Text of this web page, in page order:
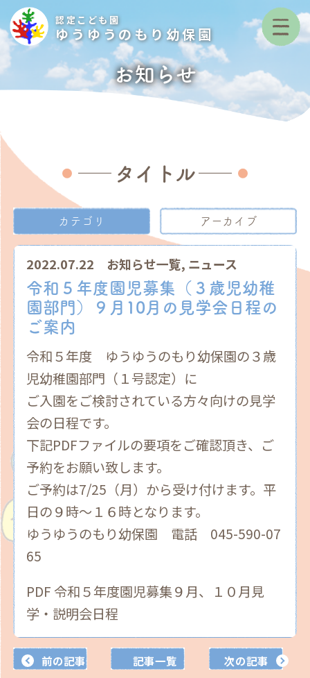
認定こども園
ゆうゆうのもり幼保園
お知らせ
タイトル
カテゴリ アーカイブ
2022.07.22 お知らせ一覧, ニュース
令和５年度園児募集（３歳児幼稚
園部門）９月10月の見学会日程の
ご案内
令和５年度 ゆうゆうのもり幼保園の３歳
児幼稚園部門（１号認定）に
ご入園をご検討されている方々向けの見学
会の日程です。
下記PDFファイルの要項をご確認頂き、ご
予約をお願い致します。
ご予約は7/25（月）から受け付けます。平
日の９時～１６時となります。
ゆうゆうのもり幼保園 電話 045-590-07
65
PDF 令和５年度園児募集９月、１０月見
学・説明会日程
前の記事 記事一覧 次の記事